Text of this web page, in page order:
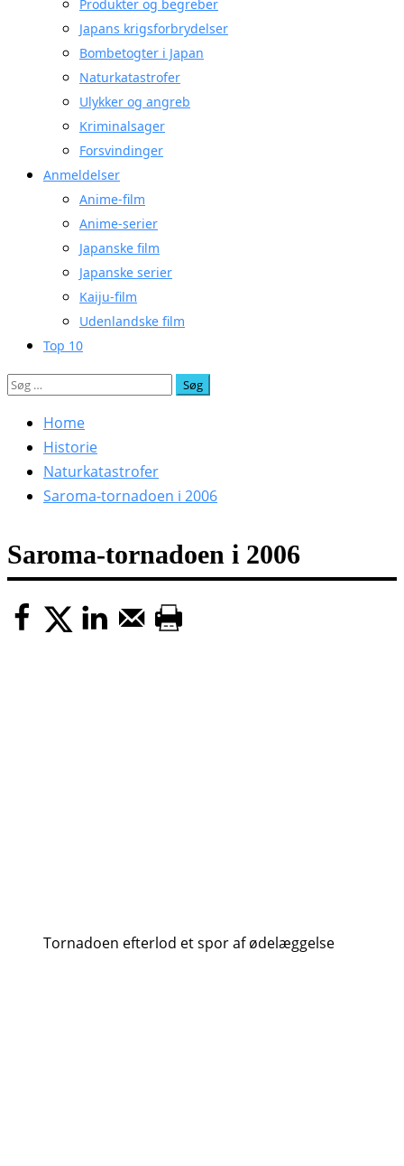
Produkter og begreber
Japans krigsforbrydelser
Bombetogter i Japan
Naturkatastrofer
Ulykker og angreb
Kriminalsager
Forsvindinger
Anmeldelser
Anime-film
Anime-serier
Japanske film
Japanske serier
Kaiju-film
Udenlandske film
Top 10
Søg
Home
Historie
Naturkatastrofer
Saroma-tornadoen i 2006
Saroma-tornadoen i 2006
Tornadoen efterlod et spor af ødelæggelse